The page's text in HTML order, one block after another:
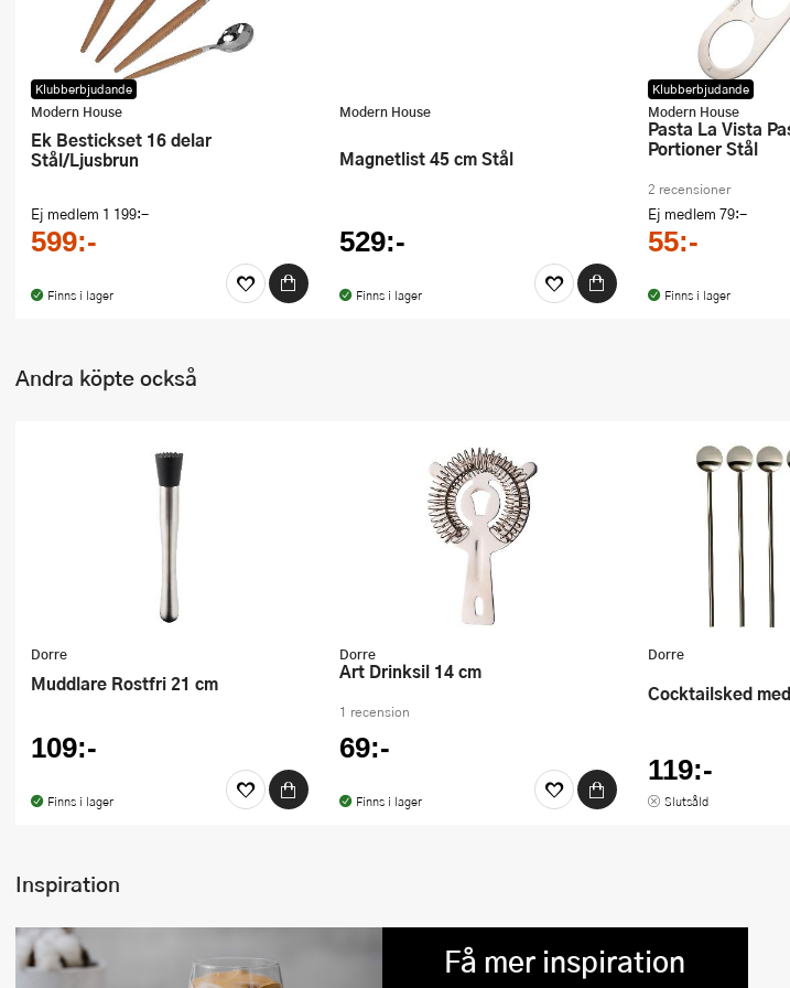
Klubberbjudande
Modern House
Ek Bestickset 16 delar
Stål/Ljusbrun
Ej medlem 1 199:-
599:-
Finns i lager
Modern House
Magnetlist 45 cm Stål
529:-
Finns i lager
Klubberbjudande
Modern House
Pasta La Vista Pastamått 1-3
Portioner Stål
2 recensioner
Ej medlem 79:-
55:-
Finns i lager
Andra köpte också
Dorre
Muddlare Rostfri 21 cm
109:-
Finns i lager
Dorre
Art Drinksil 14 cm
1 recension
69:-
Finns i lager
Dorre
Cocktailsked
119:-
Slutsåld
Inspiration
Få mer inspiration